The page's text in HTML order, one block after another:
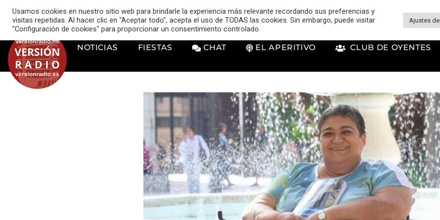
music_note VERSIÓN RADIO
NOTICIAS FIESTAS CHAT EL APERITIVO CLUB DE OYENTES
Usamos cookies en nuestro sitio web para brindarle la experiencia más relevante recordando sus preferencias y
visitas repetidas. Al hacer clic en "Aceptar todo", acepta el uso de TODAS las cookies. Sin embargo, puede visitar
"Configuración de cookies" para proporcionar un consentimiento controlado.
Ajustes